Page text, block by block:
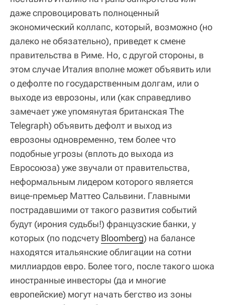
даже спровоцировать полноценный
экономический коллапс, который, возможно (но
далеко не обязательно), приведет к смене
правительства в Риме. Но, с другой стороны, в
этом случае Италия вполне может объявить или
о дефолте по государственным долгам, или о
выходе из еврозоны, или (как справедливо
замечает уже упомянутая британская The
Telegraph) объявить дефолт и выход из
еврозоны одновременно, тем более что
подобные угрозы (вплоть до выхода из
Евросоюза) уже звучали от правительства,
неформальным лидером которого является
вице-премьер Маттео Сальвини. Главными
пострадавшими от такого развития событий
будут (ирония судьбы!) французские банки, у
которых (по подсчету Bloomberg) на балансе
находятся итальянские облигации на сотни
миллиардов евро. Более того, после такого шока
иностранные инвесторы (да и многие
европейские) могут начать бегство из зоны